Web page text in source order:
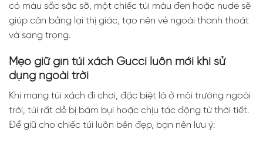
có màu sắc sặc sỡ, một chiếc túi màu đen hoặc nude sẽ
giúp cân bằng lại thị giác, tạo nên vẻ ngoài thanh thoát
và sang trọng.
Mẹo giữ gìn túi xách Gucci luôn mới khi sử
dụng ngoài trời
Khi mang túi xách đi chơi, đặc biệt là ở môi trường ngoài
trời, túi rất dễ bị bám bụi hoặc chịu tác động từ thời tiết.
Để giữ cho chiếc túi luôn bền đẹp, bạn nên lưu ý: